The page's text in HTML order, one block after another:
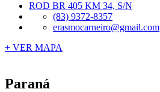
ROD BR 405 KM 34, S/N
(83) 9372-8357
erasmocarneiro@gmail.com
+ VER MAPA
Paraná